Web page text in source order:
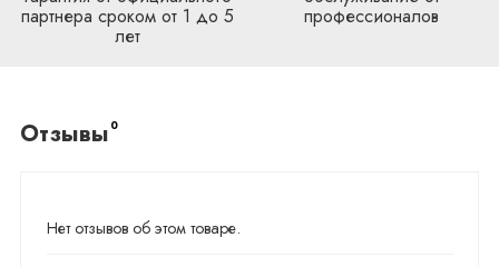
партнера сроком от 1 до 5
лет
профессионалов
Отзывы 0
Нет отзывов об этом товаре.